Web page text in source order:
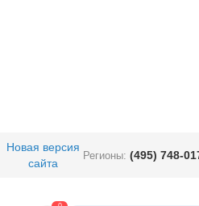
Новая версия
сайта
Регионы: (495) 748-
Вернуться в раздел Из